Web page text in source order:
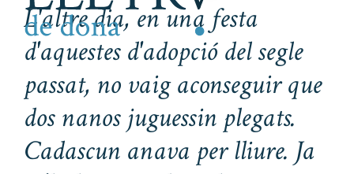
L'altre dia, en una festa
d'aquestes d'adopció del segle
passat, no vaig aconseguir que
dos nanos juguessin plegats.
Cadascun anava per lliure. Ja